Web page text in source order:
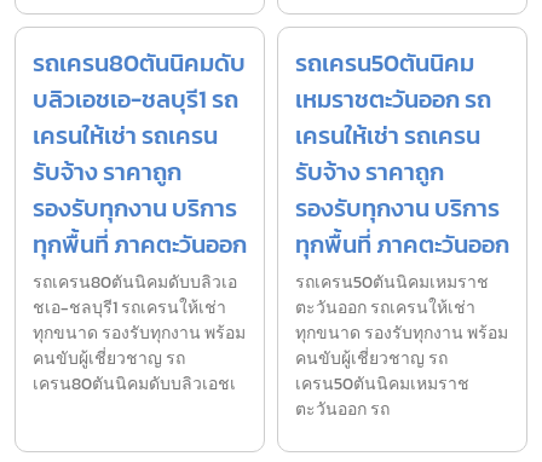
รถเครน80ตันนิคมดับ
บลิวเอชเอ-ชลบุรี1 รถ
เครนให้เช่า รถเครน
รับจ้าง ราคาถูก
รองรับทุกงาน บริการ
ทุกพื้นที่ ภาคตะวันออก
รถเครน80ตันนิคมดับบลิวเอ
ชเอ-ชลบุรี1 รถเครนให้เช่า
ทุกขนาด รองรับทุกงาน พร้อม
คนขับผู้เชี่ยวชาญ รถ
เครน80ตันนิคมดับบลิวเอชเ
รถเครน50ตันนิคม
เหมราชตะวันออก รถ
เครนให้เช่า รถเครน
รับจ้าง ราคาถูก
รองรับทุกงาน บริการ
ทุกพื้นที่ ภาคตะวันออก
รถเครน50ตันนิคมเหมราช
ตะวันออก รถเครนให้เช่า
ทุกขนาด รองรับทุกงาน พร้อม
คนขับผู้เชี่ยวชาญ รถ
เครน50ตันนิคมเหมราช
ตะวันออก รถ